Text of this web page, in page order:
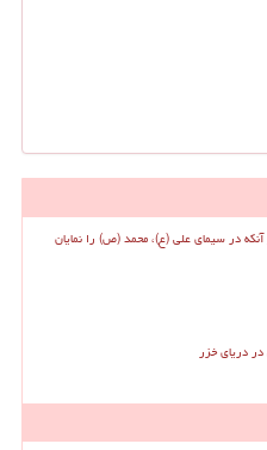
در سیمای علی (ع)، محمد (ص) را نمایان
دریای خزر